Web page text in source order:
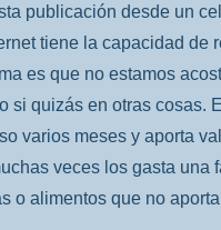
publicación desde un
tiene la capacidad de
es que no estamos
si quizás en otras cosas.
varios meses y aporta
veces los gasta una
o alimentos que no